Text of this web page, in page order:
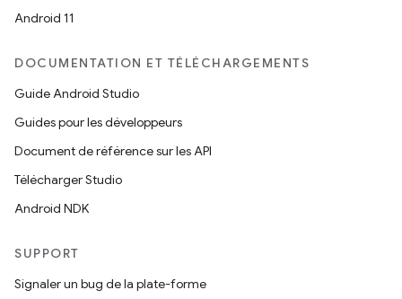
Android 11
DOCUMENTATION ET TÉLÉCHARGEMENTS
Guide Android Studio
Guides pour les développeurs
Document de référence sur les API
Télécharger Studio
Android NDK
SUPPORT
Signaler un bug de la plate-forme